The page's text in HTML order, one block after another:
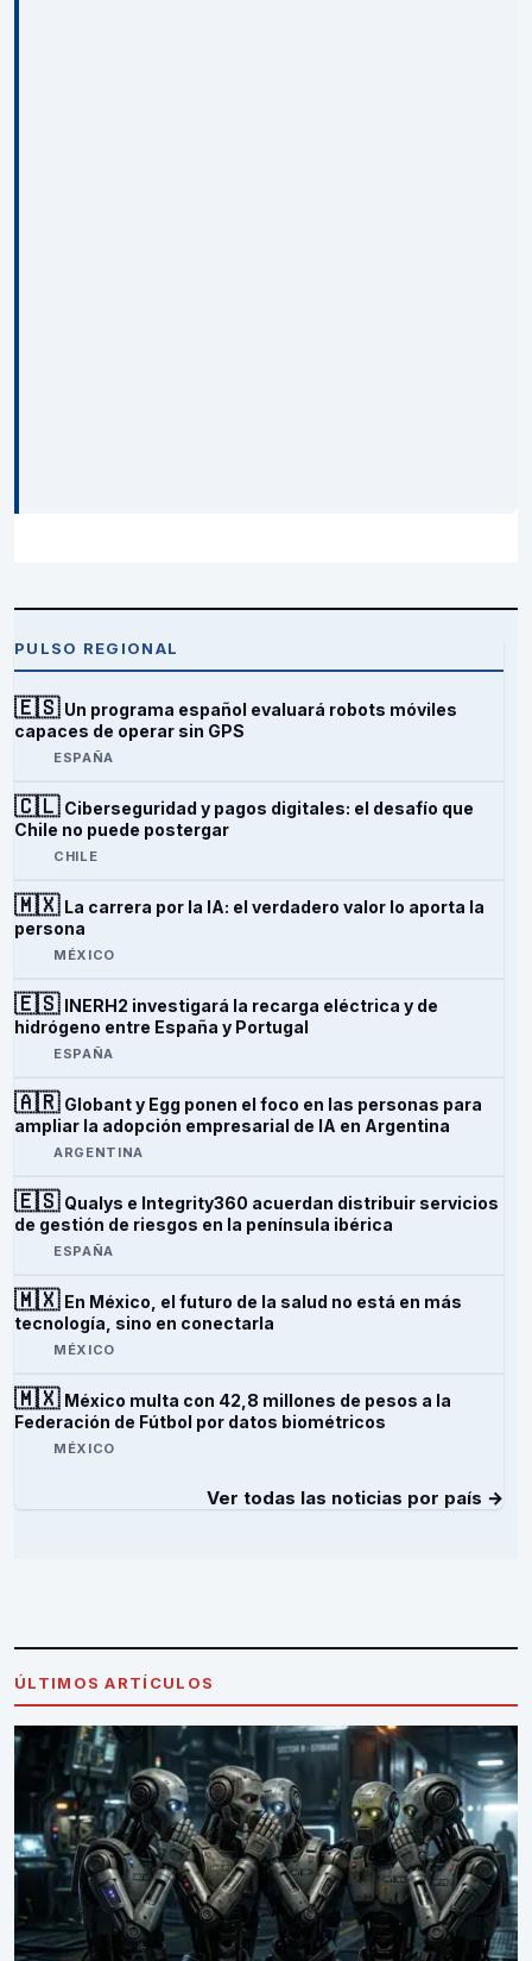
PULSO REGIONAL
🇪🇸 Un programa español evaluará robots móviles
capaces de operar sin GPS
ESPAÑA
🇨🇱 Ciberseguridad y pagos digitales: el desafío que
Chile no puede postergar
CHILE
🇲🇽 La carrera por la IA: el verdadero valor lo aporta la
persona
MÉXICO
🇪🇸 INERH2 investigará la recarga eléctrica y de
hidrógeno entre España y Portugal
ESPAÑA
🇦🇷 Globant y Egg ponen el foco en las personas para
ampliar la adopción empresarial de IA en Argentina
ARGENTINA
🇪🇸 Qualys e Integrity360 acuerdan distribuir servicios
de gestión de riesgos en la península ibérica
ESPAÑA
🇲🇽 En México, el futuro de la salud no está en más
tecnología, sino en conectarla
MÉXICO
🇲🇽 México multa con 42,8 millones de pesos a la
Federación de Fútbol por datos biométricos
MÉXICO
Ver todas las noticias por país →
ÚLTIMOS ARTÍCULOS